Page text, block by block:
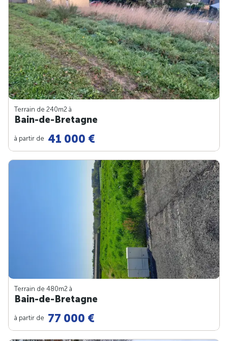
Terrain de 240m2 à
Bain-de-Bretagne
à partir de 41 000 €
Terrain de 480m2 à
Bain-de-Bretagne
à partir de 77 000 €